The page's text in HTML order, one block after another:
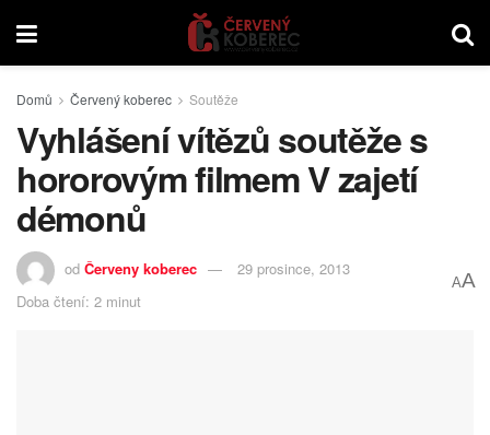
Domů Červený koberec Soutěže
Vyhlášení vítězů soutěže s
hororovým filmem V zajetí
démonů
od Červeny koberec
29 prosince, 2013
Doba čtení: 2 minut
AA